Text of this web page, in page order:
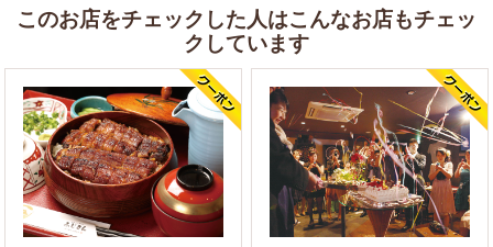
このお店をチェックした人はこんなお店もチェッ
クしています